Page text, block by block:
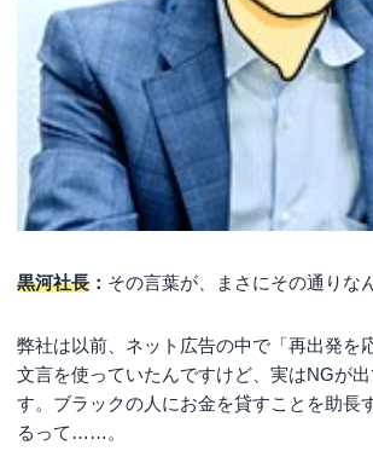
黒河社長 ： その言葉が、まさにその通りな
弊社は以前、ネット広告の中で「再出発を
文言を使っていたんですけど、実はNGが
す。ブラックの人にお金を貸すことを助長
るって……。